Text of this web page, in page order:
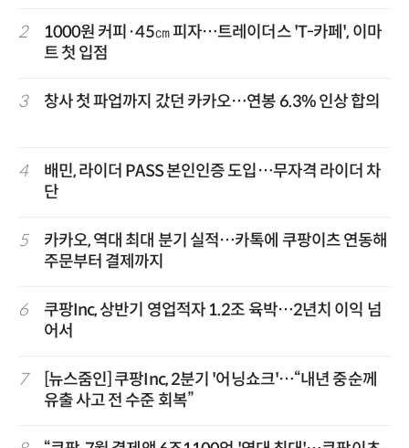
2
1000원 커피·45㎝ 피자…트레이더스 'T-카페', 이마
트 첫 입점
3 창사 첫 파업까지 갔던 카카오…연봉 6.3% 인상 합의
4
배민, 라이더 PASS 본인인증 도입…무자격 라이더 차
단
5
카카오, 역대 최대 분기 실적…카톡에 쿠팡이츠 연동해
주문부터 결제까지
6
쿠팡Inc, 상반기 영업적자 1.2조 육박…2년치 이익 넘
어서
7
[뉴스줌인] 쿠팡Inc, 2분기 '어닝쇼크'…“내년 중순께
유출 사고 전 수준 회복”